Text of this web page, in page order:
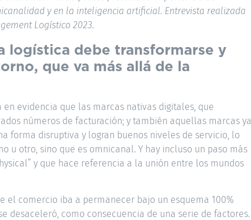
y en la inteligencia artificial. Entrevista realizada
Logístico 2023.
logística debe transformarse y
que va más allá de la
evidencia que las marcas nativas digitales, que
números de facturación; y también aquellas marcas ya
forma disruptiva y logran buenos niveles de servicio, lo
u otro, sino que es omnicanal. Y hay incluso un paso más
y que hace referencia a la unión entre los mundos
el comercio iba a permanecer bajo un esquema 100%
desaceleró, como consecuencia de una serie de factores.